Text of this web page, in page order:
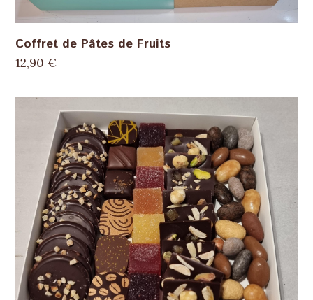
Coffret de Pâtes de Fruits
12,90€